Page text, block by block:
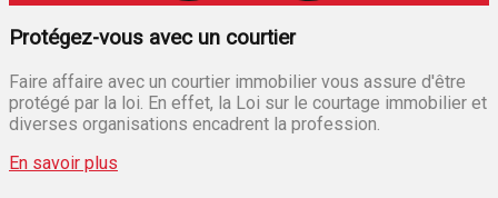
Protégez-vous avec un courtier
Faire affaire avec un courtier immobilier vous assure d'être
protégé par la loi. En effet, la Loi sur le courtage immobilier et
diverses organisations encadrent la profession.
En savoir plus